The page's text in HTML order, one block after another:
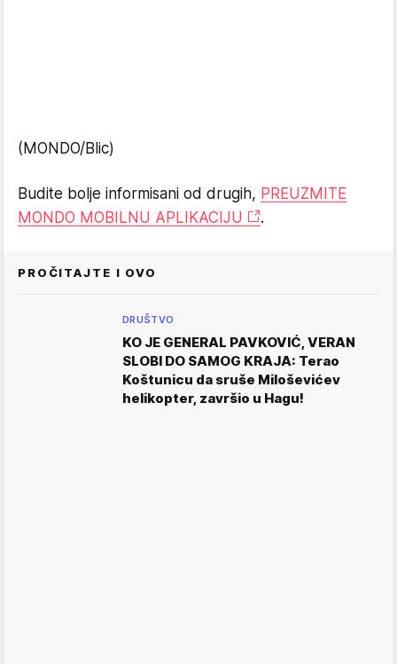
(MONDO/Blic)
Budite bolje informisani od drugih, PREUZMITE
MONDO MOBILNU APLIKACIJU
.
PROČITAJTE I OVO
DRUŠTVO
KO JE GENERAL PAVKOVIĆ, VERAN
SLOBI DO SAMOG KRAJA: Terao
Koštunicu da sruše Miloševićev
helikopter, završio u Hagu!